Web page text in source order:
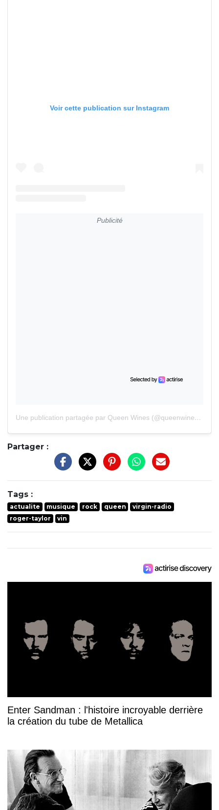
Voir cette publication sur Instagram
Publicité
Une publication partagée par Queen Wines (@queenwinesofficial)
Partager :
Tags :
actualite musique rock queen
virgin-radio
roger-taylor
vin
Enter Sandman : l'histoire incroyable derrière
la création du tube de Metallica